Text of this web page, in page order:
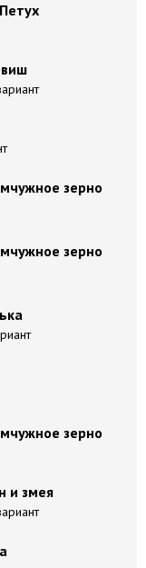
зерно
зерно
зерно
и змея